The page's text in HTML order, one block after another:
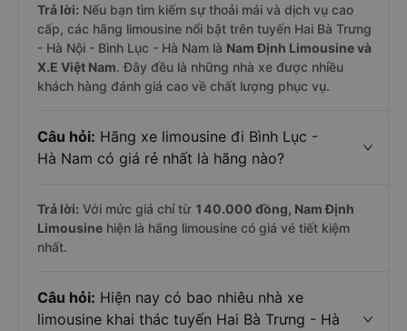
Trả lời: Nếu bạn tìm kiếm sự thoải mái và dịch vụ cao
cấp, các hãng limousine nổi bật trên tuyến Hai Bà Trưng
- Hà Nội - Bình Lục - Hà Nam là Nam Định Limousine và
X.E Việt Nam. Đây đều là những nhà xe được nhiều
khách hàng đánh giá cao về chất lượng phục vụ.
Câu hỏi: Hãng xe limousine đi Bình Lục -
Hà Nam có giá rẻ nhất là hãng nào?
Trả lời: Với mức giá chỉ từ 140.000 đồng, Nam Định
Limousine hiện là hãng limousine có giá vé tiết kiệm
nhất.
Câu hỏi: Hiện nay có bao nhiêu nhà xe
limousine khai thác tuyến Hai Bà Trưng - Hà